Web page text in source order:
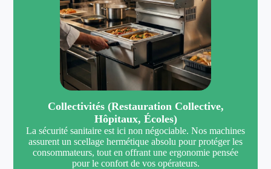
Collectivités (Restauration Collective,
Hôpitaux, Écoles)
La sécurité sanitaire est ici non négociable. Nos machines
assurent un scellage hermétique absolu pour protéger les
consommateurs, tout en offrant une ergonomie pensée
pour le confort de vos opérateurs.